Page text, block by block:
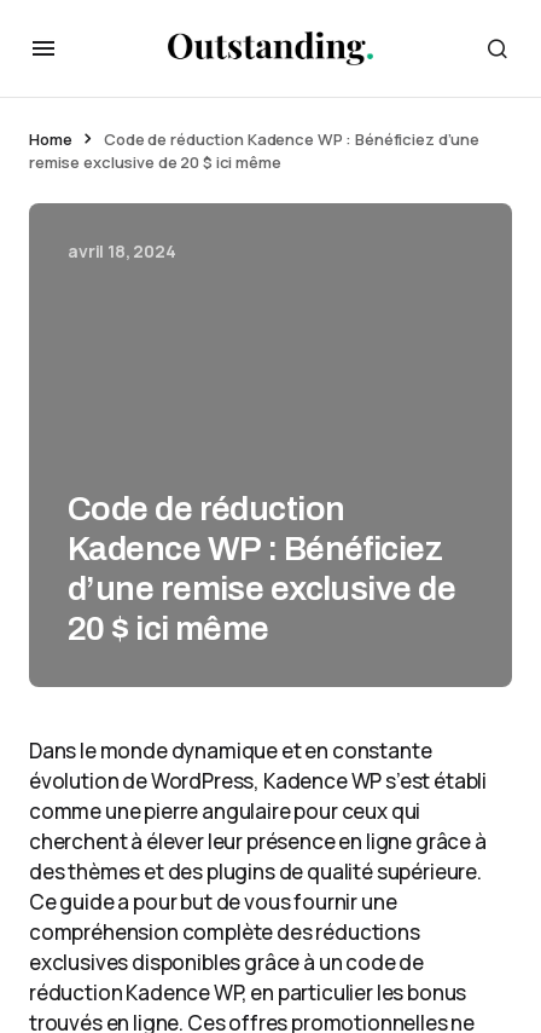
Home
Code de réduction Kadence WP : Bénéficiez d’une
remise exclusive de 20 $ ici même
avril 18, 2024
Code de réduction
Kadence WP : Bénéficiez
d’une remise exclusive de
20 $ ici même
Dans le monde dynamique et en constante
évolution de WordPress, Kadence WP s’est établi
comme une pierre angulaire pour ceux qui
cherchent à élever leur présence en ligne grâce à
des thèmes et des plugins de qualité supérieure.
Ce guide a pour but de vous fournir une
compréhension complète des réductions
exclusives disponibles grâce à un code de
réduction Kadence WP, en particulier les bonus
trouvés en ligne. Ces offres promotionnelles ne